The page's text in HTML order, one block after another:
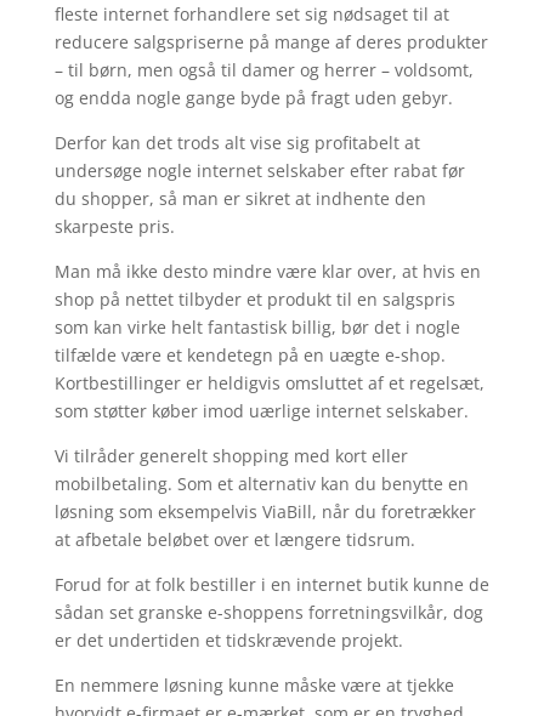
fleste internet forhandlere set sig nødsaget til at
reducere salgspriserne på mange af deres produkter
– til børn, men også til damer og herrer – voldsomt,
og endda nogle gange byde på fragt uden gebyr.
Derfor kan det trods alt vise sig profitabelt at
undersøge nogle internet selskaber efter rabat før
du shopper, så man er sikret at indhente den
skarpeste pris.
Man må ikke desto mindre være klar over, at hvis en
shop på nettet tilbyder et produkt til en salgspris
som kan virke helt fantastisk billig, bør det i nogle
tilfælde være et kendetegn på en uægte e-shop.
Kortbestillinger er heldigvis omsluttet af et regelsæt,
som støtter køber imod uærlige internet selskaber.
Vi tilråder generelt shopping med kort eller
mobilbetaling. Som et alternativ kan du benytte en
løsning som eksempelvis ViaBill, når du foretrækker
at afbetale beløbet over et længere tidsrum.
Forud for at folk bestiller i en internet butik kunne de
sådan set granske e-shoppens forretningsvilkår, dog
er det undertiden et tidskrævende projekt.
En nemmere løsning kunne måske være at tjekke